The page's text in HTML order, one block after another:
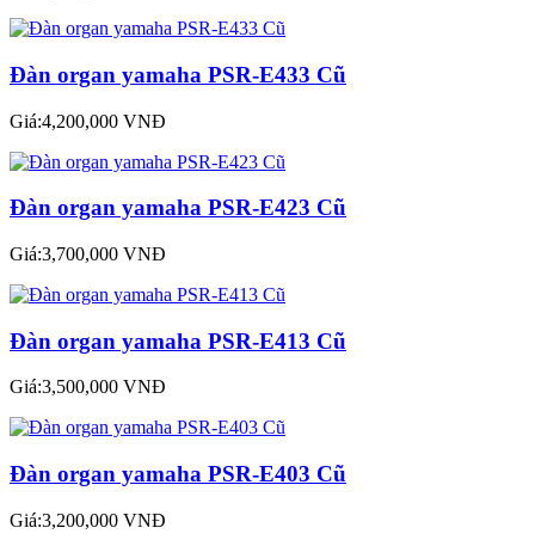
Đàn organ yamaha PSR-E433 Cũ
Giá:4,200,000 VNĐ
Đàn organ yamaha PSR-E423 Cũ
Giá:3,700,000 VNĐ
Đàn organ yamaha PSR-E413 Cũ
Giá:3,500,000 VNĐ
Đàn organ yamaha PSR-E403 Cũ
Giá:3,200,000 VNĐ